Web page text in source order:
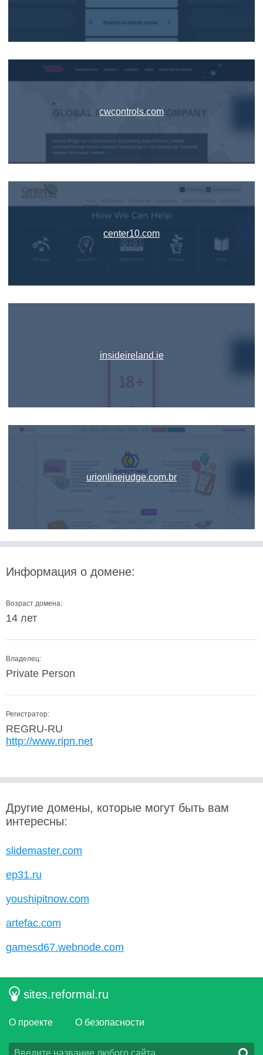
cwcontrols.com
center10.com
insideireland.ie
urionlinejudge.com.br
Информация о домене:
Возраст домена:
14 лет
Владелец:
Private Person
Регистратор:
REGRU-RU
http://www.ripn.net
Другие домены, которые могут быть вам
интересны:
slidemaster.com
ep31.ru
youshipitnow.com
artefac.com
gamesd67.webnode.com
sites.reformal.ru
О проекте О безопасности